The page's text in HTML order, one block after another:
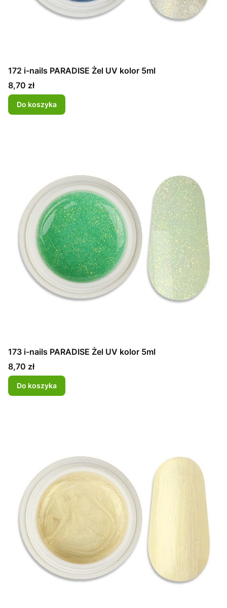
172 i-nails PARADISE Żel UV kolor 5ml
Cena
8,70 zł
Do koszyka
173 i-nails PARADISE Żel UV kolor 5ml
Cena
8,70 zł
Do koszyka